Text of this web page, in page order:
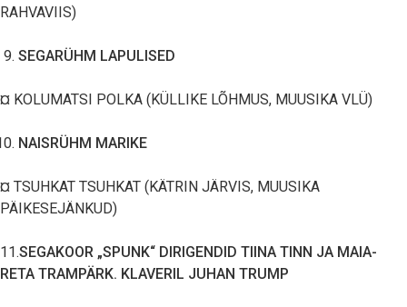
RAHVAVIIS)
SEGARÜHM LAPULISED
¤ KOLUMATSI POLKA (KÜLLIKE LÕHMUS, MUUSIKA VLÜ)
NAISRÜHM MARIKE
¤ TSUHKAT TSUHKAT (KÄTRIN JÄRVIS, MUUSIKA
PÄIKESEJÄNKUD)
11.SEGAKOOR „SPUNK“ DIRIGENDID TIINA TINN JA MAIA-
RETA TRAMPÄRK. KLAVERIL JUHAN TRUMP